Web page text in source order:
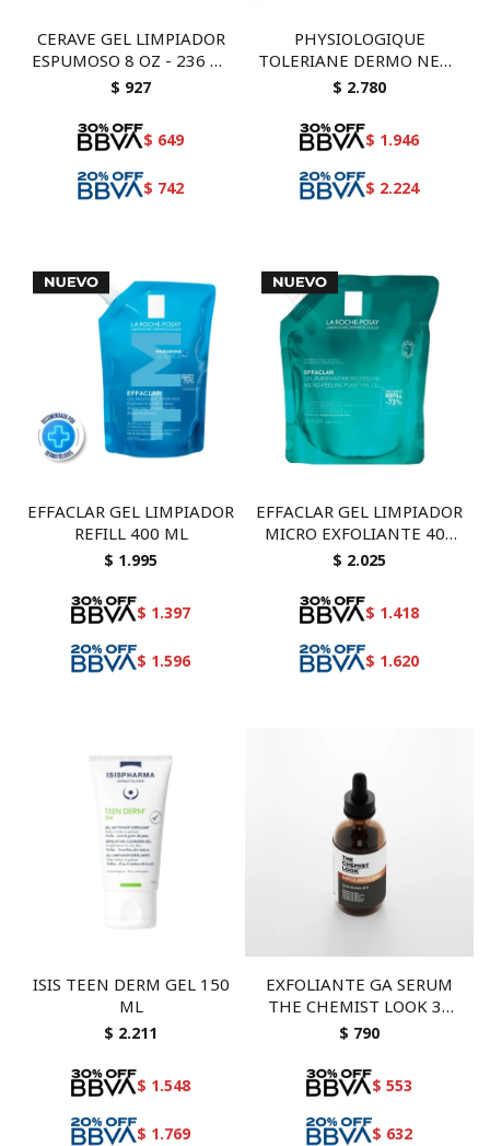
CERAVE GEL LIMPIADOR
ESPUMOSO 8 OZ - 236 ml
- Piel normal a grasa
$ 927
$ 649
$ 742
PHYSIOLOGIQUE
TOLERIANE DERMO NETT
200 M
$ 2.780
$ 1.946
$ 2.224
EFFACLAR GEL LIMPIADOR
REFILL 400 ML
$ 1.995
$ 1.397
$ 1.596
EFFACLAR GEL LIMPIADOR
MICRO EXFOLIANTE 400
ML
$ 2.025
$ 1.418
$ 1.620
ISIS TEEN DERM GEL 150
ML
$ 2.211
$ 1.548
$ 1.769
EXFOLIANTE GA SERUM
THE CHEMIST LOOK 30
ML
$ 790
$ 553
$ 632